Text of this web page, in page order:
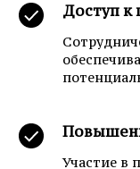
Доступ к
Участие в